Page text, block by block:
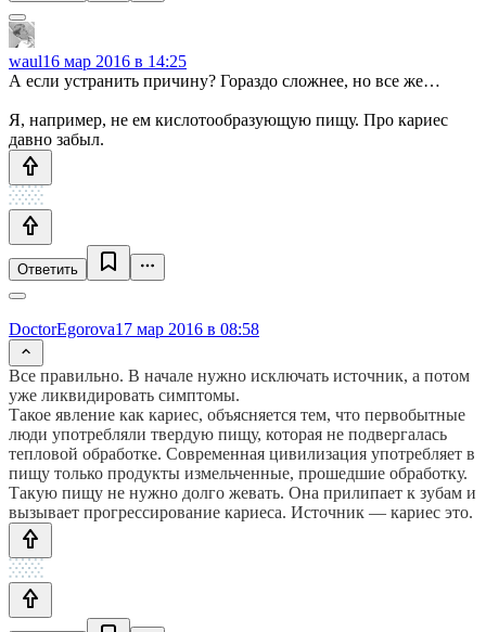
waul16 мар 2016 в 14:25
А если устранить причину? Гораздо сложнее, но все же…
Я, например, не ем кислотообразующую пищу. Про кариес
давно забыл.
Ответить
DoctorEgorova17 мар 2016 в 08:58
Все правильно. В начале нужно исключать источник, а потом
уже ликвидировать симптомы.
Такое явление как кариес, объясняется тем, что первобытные
люди употребляли твердую пищу, которая не подвергалась
тепловой обработке. Современная цивилизация употребляет в
пищу только продукты измельченные, прошедшие обработку.
Такую пищу не нужно долго жевать. Она прилипает к зубам и
вызывает прогрессирование кариеса. Источник — кариес это.